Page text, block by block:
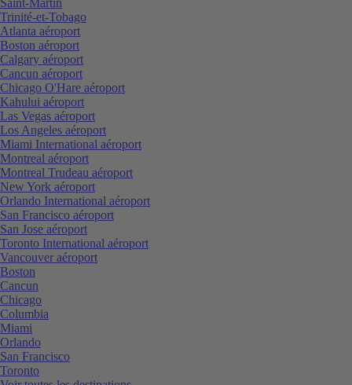
Trinité-et-Tobago
Atlanta aéroport
Boston aéroport
Calgary aéroport
Cancun aéroport
Chicago O'Hare aéroport
Kahului aéroport
Las Vegas aéroport
Los Angeles aéroport
Miami International aéroport
Montreal aéroport
Montreal Trudeau aéroport
New York aéroport
Orlando International aéroport
San Francisco aéroport
San Jose aéroport
Toronto International aéroport
Vancouver aéroport
Boston
Cancun
Chicago
Columbia
Miami
Orlando
San Francisco
Toronto